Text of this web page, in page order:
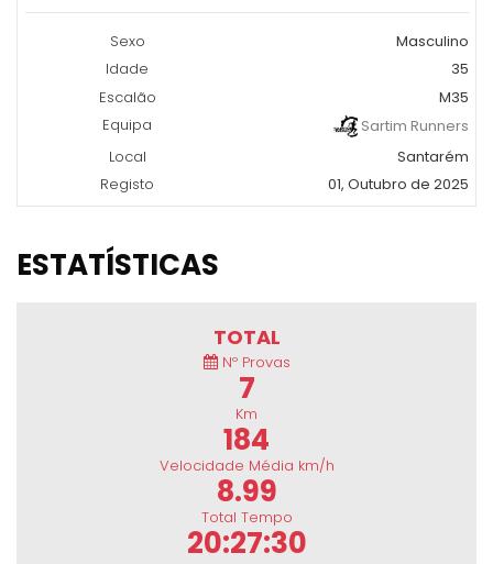
Sexo
Masculino
Idade
35
Escalão
M35
Equipa
Sartim Runners
Local
Santarém
Registo
01, Outubro de 2025
ESTATÍSTICAS
TOTAL
Nº Provas
7
Km
184
Velocidade Média km/h
8.99
Total Tempo
20:27:30